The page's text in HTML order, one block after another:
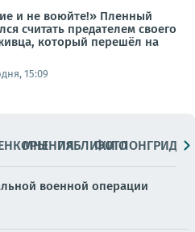
и не воюйте!» Пленный
считать предателем своего
который перешёл на
15:09
МНЕНИЯПАБЛИКИ
ФОТОЛОНГРИДЫ
военной операции